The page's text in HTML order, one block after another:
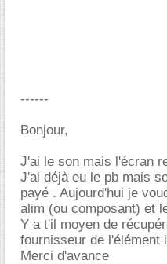
------
Bonjour,
J'ai le son mais l'écran
J'ai déjà eu le pb mais
payé . Aujourd'hui je
alim (ou composant) et
Y a t'il moyen de
fournisseur de l'élément
Merci d'avance